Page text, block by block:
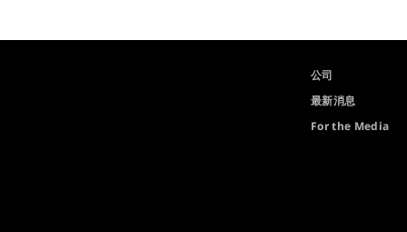
公司
最新消息
For the Media